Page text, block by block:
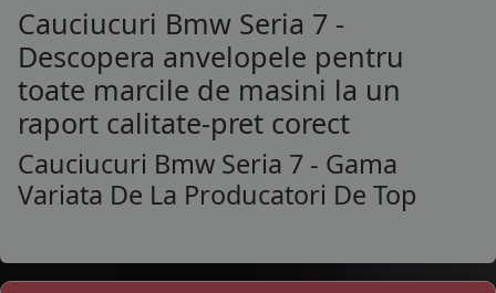
Cauciucuri Bmw Seria 7 -
Descopera anvelopele pentru
toate marcile de masini la un
raport calitate-pret corect
Cauciucuri Bmw Seria 7 - Gama
Variata De La Producatori De Top